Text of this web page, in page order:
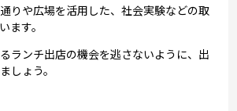
りや広場を活用した、社会実験などの取
ます。
ランチ出店の機会を逃さないように、出
しょう。